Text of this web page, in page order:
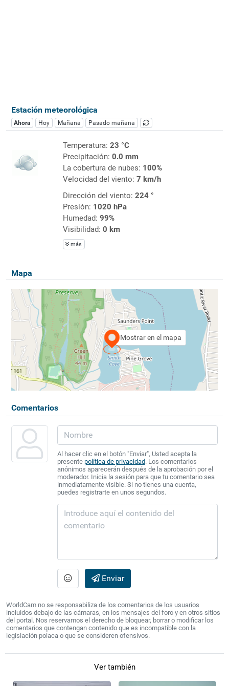
Estación meteorológica
Ahora Hoy Mañana Pasado mañana
Temperatura: 23 °C
Precipitación: 0.0 mm
La cobertura de nubes: 100%
Velocidad del viento: 7 km/h
Dirección del viento: 224 °
Presión: 1020 hPa
Humedad: 99%
Visibilidad: 0 km
más
Mapa
Mostrar en el mapa
Comentarios
Al hacer clic en el botón "Enviar", Usted acepta la
presente política de privacidad. Los comentarios
anónimos aparecerán después de la aprobación por el
moderador. Inicia la sesión para que tu comentario sea
inmediatamente visible. Si no tienes una cuenta,
puedes registrarte en unos segundos.
Enviar
WorldCam no se responsabiliza de los comentarios de los usuarios
incluidos debajo de las cámaras, en los mensajes del foro y en otros sitios
del portal. Nos reservamos el derecho de bloquear, borrar o modificar los
comentarios que contengan contenido que es incompatible con la
legislación polaca o que se consideren ofensivos.
Ver también